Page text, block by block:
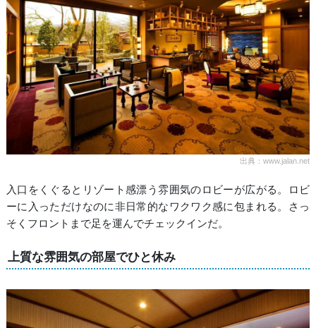
出典：www.jalan.net
入口をくぐるとリゾート感漂う雰囲気のロビーが広がる。ロビ
ーに入っただけなのに非日常的なワクワク感に包まれる。さっ
そくフロントまで足を運んでチェックインだ。
上質な雰囲気の部屋でひと休み